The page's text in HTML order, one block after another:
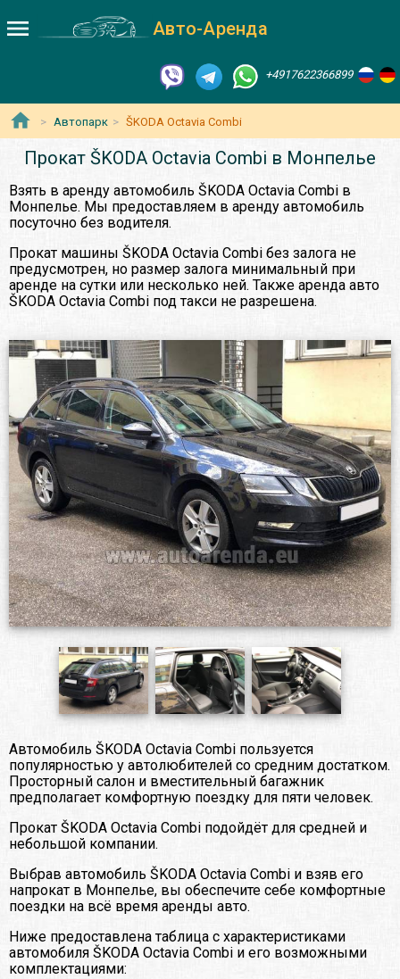
Авто-Аренда
+4917622366899
Автопарк ŠKODA Octavia Сombi
Прокат ŠKODA Octavia Сombi в Монпелье
Взять в аренду автомобиль ŠKODA Octavia Сombi в
Монпелье. Мы предоставляем в аренду автомобиль
посуточно без водителя.
Прокат машины ŠKODA Octavia Сombi без залога не
предусмотрен, но размер залога минимальный при
аренде на сутки или несколько ней. Также аренда авто
ŠKODA Octavia Сombi под такси не разрешена.
Автомобиль ŠKODA Octavia Сombi пользуется
популярностью у автолюбителей со средним достатком.
Просторный салон и вместительный багажник
предполагает комфортную поездку для пяти человек.
Прокат ŠKODA Octavia Сombi подойдёт для средней и
небольшой компании.
Выбрав автомобиль ŠKODA Octavia Сombi и взяв его
напрокат в Монпелье, вы обеспечите себе комфортные
поездки на всё время аренды авто.
Ниже предоставлена таблица с характеристиками
автомобиля ŠKODA Octavia Сombi и его возможными
комплектациями: